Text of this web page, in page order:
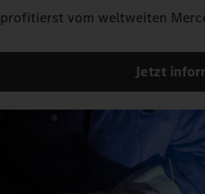
profitierst vom weltweiten
Jetzt